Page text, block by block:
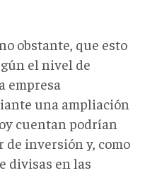
obstante, que esto
el nivel de
empresa
una ampliación
cuentan podrían
inversión y, como
divisas en las